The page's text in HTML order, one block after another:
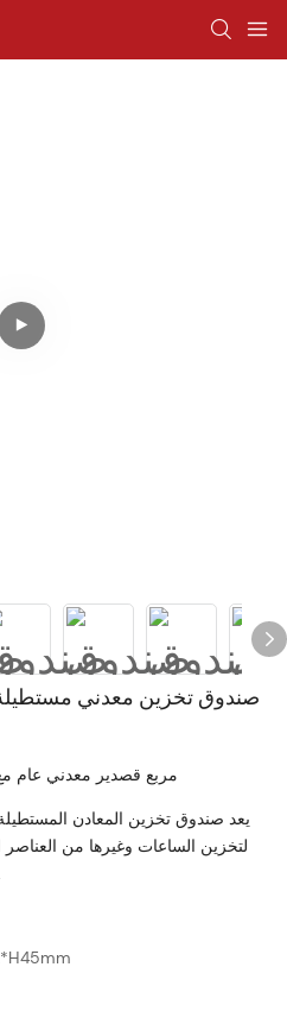
صندوق تخزين معدني
مربع قصدير معدني عام
يعد صندوق تخزين المعادن
لتخزين الساعات وغيرها من العناصر